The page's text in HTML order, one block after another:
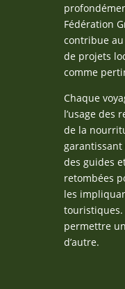
Fédération
contribue
de projets
comme
Chaque
l’usage des
de la
des guides
retombées
les
permettre
d’autre.